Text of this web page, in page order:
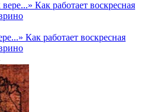
Как работает воскресная